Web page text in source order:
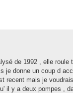
de 1992 , elle
je donne un coup d
recent mais je
il y a deux pompes ,